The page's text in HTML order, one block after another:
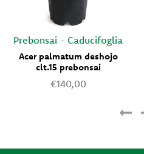
Prebonsai - Caducifoglia
Acer palmatum deshojo
clt.15 prebonsai
€140,00